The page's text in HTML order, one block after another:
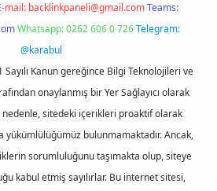
mail: backlinkpaneli@gmail.comTeams:
Whatsapp: 0262 606 0 726Telegram:
@karabul
Sayılı Kanun gereğince Bilgi Teknolojileri ve
onaylanmış bir Yer Sağlayıcı olarak
sitedeki içerikleri proaktif olarak
yükümlülüğümüz bulunmamaktadır. Ancak,
sorumluluğunu taşımakta olup, siteye
kabul etmiş sayılırlar. Bu internet sitesi,